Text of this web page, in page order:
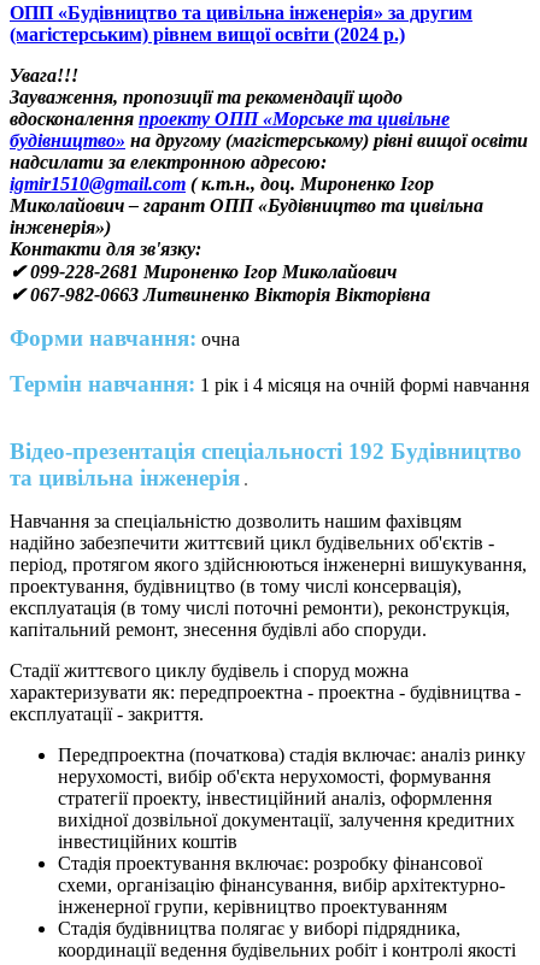
ОПП «Будівництво та цивільна інженерія» за другим
(магістерським) рівнем вищої освіти (2024 р.)
Увага!!!
Зауваження, пропозиції та рекомендації щодо
вдосконалення проекту ОПП «Морське та цивільне
будівництво» на другому (магістерському) рівні вищої освіти
надсилати за електронною адресою:
igmir1510@gmail.com ( к.т.н., доц. Мироненко Ігор
Миколайович – гарант ОПП «Будівництво та цивільна
інженерія»)
Контакти для зв'язку:
✔ 099-228-2681 Мироненко Ігор Миколайович
✔ 067-982-0663 Литвиненко Вікторія Вікторівна
Форми навчання: очна
Термін навчання: 1 рік і 4 місяця на очній формі навчання
Відео-презентація спеціальності 192 Будівництво
та цивільна інженерія
Навчання за спеціальністю дозволить нашим фахівцям
надійно забезпечити життєвий цикл будівельних об'єктів -
період, протягом якого здійснюються інженерні вишукування,
проектування, будівництво (в тому числі консервація),
експлуатація (в тому числі поточні ремонти), реконструкція,
капітальний ремонт, знесення будівлі або споруди.
Стадії життєвого циклу будівель і споруд можна
характеризувати як: передпроектна - проектна - будівництва -
експлуатації - закриття.
Передпроектна (початкова) стадія включає: аналіз ринку
нерухомості, вибір об'єкта нерухомості, формування
стратегії проекту, інвестиційний аналіз, оформлення
вихідної дозвільної документації, залучення кредитних
інвестиційних коштів
Стадія проектування включає: розробку фінансової
схеми, організацію фінансування, вибір архітектурно-
інженерної групи, керівництво проектуванням
Стадія будівництва полягає у виборі підрядника,
координації ведення будівельних робіт і контролі якості